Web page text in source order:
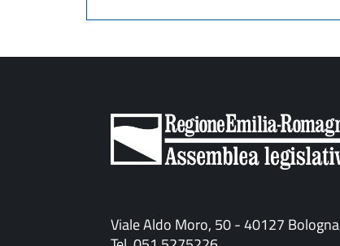
Viale Aldo Moro, 50 - 40127 Bologna